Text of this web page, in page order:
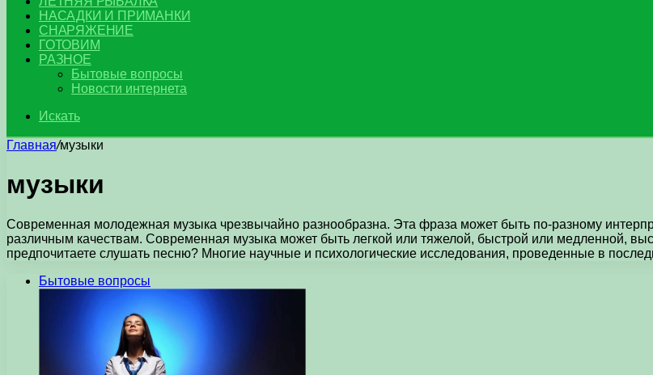
НАСАДКИ И ПРИМАНКИ
СНАРЯЖЕНИЕ
ГОТОВИМ
РАЗНОЕ
Бытовые вопросы
Новости интернета
Искать
Главная/музыки
музыки
Современная молодежная музыка чрезвычайно разнообразна. Эта фраза может быть по-разному
различным качествам. Современная музыка может быть легкой или тяжелой, быстрой или медленной,
предпочитаете слушать песню? Многие научные и психологические исследования, проведенные в
Бытовые вопросы